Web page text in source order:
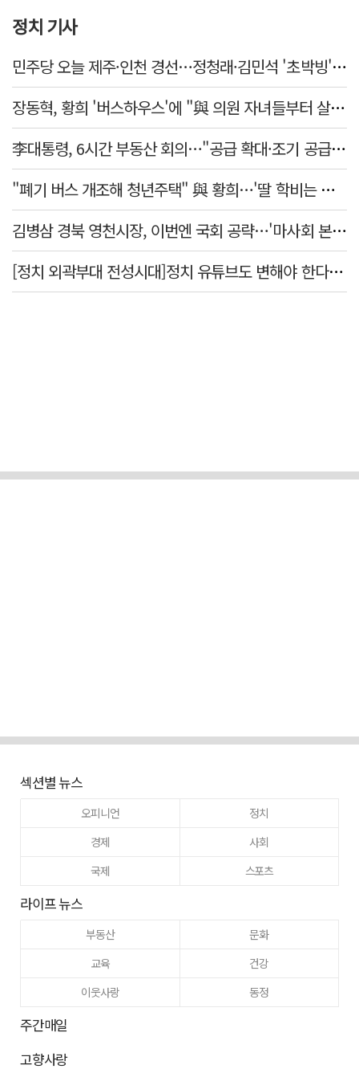
정치 기사
민주당 오늘 제주·인천 경선…정청래·김민석 '초박빙' 승부
장동혁, 황희 '버스하우스'에 "與 의원 자녀들부터 살아보면 어떨까?"
李대통령, 6시간 부동산 회의…"공급 확대·조기 공급 과감히 실천"
"폐기 버스 개조해 청년주택" 與 황희…'딸 학비는 年 4200만원'
김병삼 경북 영천시장, 이번엔 국회 공략…'마사회 본사 이전·광역교통망 확충' 요청
[정치 외곽부대 전성시대]정치 유튜브도 변해야 한다 "화합과 존중"
섹션별 뉴스
오피니언
정치
경제
사회
국제
스포츠
라이프 뉴스
부동산
문화
교육
건강
이웃사랑
동정
주간매일
고향사랑